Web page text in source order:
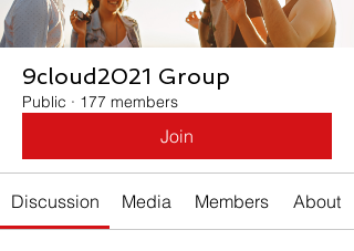
9cloud2021 Group
Public · 177 members
Join
Discussion Media Members About